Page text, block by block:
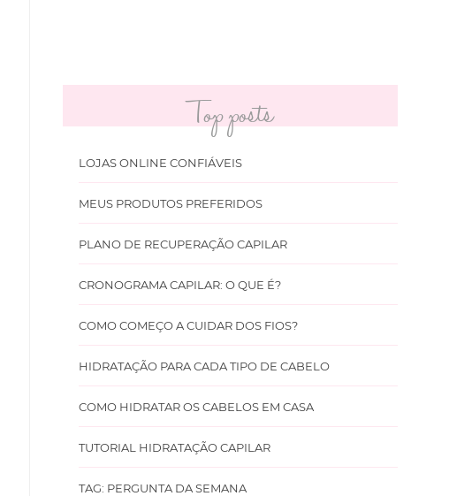
Top posts
LOJAS ONLINE CONFIÁVEIS
MEUS PRODUTOS PREFERIDOS
PLANO DE RECUPERAÇÃO CAPILAR
CRONOGRAMA CAPILAR: O QUE É?
COMO COMEÇO A CUIDAR DOS FIOS?
HIDRATAÇÃO PARA CADA TIPO DE CABELO
COMO HIDRATAR OS CABELOS EM CASA
TUTORIAL HIDRATAÇÃO CAPILAR
TAG: PERGUNTA DA SEMANA